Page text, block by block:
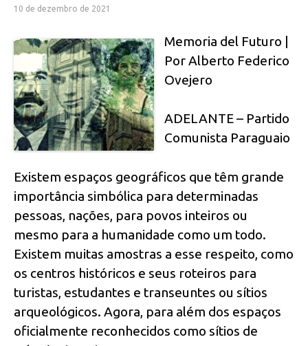
10 de dezembro de 2021
Memoria del Futuro |
Por Alberto Federico
Ovejero
ADELANTE – Partido
Comunista Paraguaio
Existem espaços geográficos que têm grande
importância simbólica para determinadas
pessoas, nações, para povos inteiros ou
mesmo para a humanidade como um todo.
Existem muitas amostras a esse respeito, como
os centros históricos e seus roteiros para
turistas, estudantes e transeuntes ou sítios
arqueológicos. Agora, para além dos espaços
oficialmente reconhecidos como sítios de